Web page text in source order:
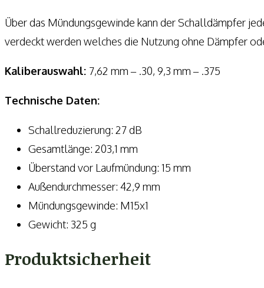
Über das Mündungsgewinde kann der Schalldämpfer
verdeckt werden welches die Nutzung ohne Dämpfer
Kaliberauswahl: 7,62 mm – .30, 9,3 mm – .375
Technische Daten:
Schallreduzierung: 27 dB
Gesamtlänge: 203,1 mm
Überstand vor Laufmündung: 15 mm
Außendurchmesser: 42,9 mm
Mündungsgewinde: M15x1
Gewicht: 325 g
Produktsicherheit